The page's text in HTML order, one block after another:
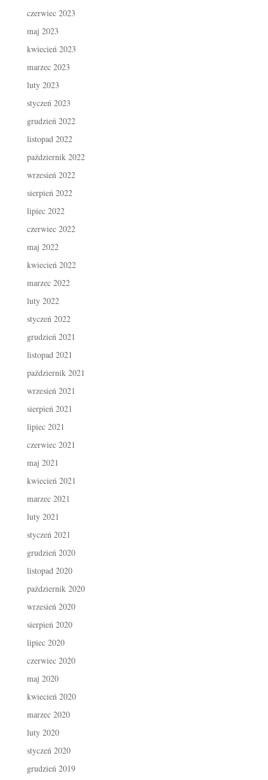
czerwiec 2023
maj 2023
kwiecień 2023
marzec 2023
luty 2023
styczeń 2023
grudzień 2022
listopad 2022
październik 2022
wrzesień 2022
sierpień 2022
lipiec 2022
czerwiec 2022
maj 2022
kwiecień 2022
marzec 2022
luty 2022
styczeń 2022
grudzień 2021
listopad 2021
październik 2021
wrzesień 2021
sierpień 2021
lipiec 2021
czerwiec 2021
maj 2021
kwiecień 2021
marzec 2021
luty 2021
styczeń 2021
grudzień 2020
listopad 2020
październik 2020
wrzesień 2020
sierpień 2020
lipiec 2020
czerwiec 2020
maj 2020
kwiecień 2020
marzec 2020
luty 2020
styczeń 2020
grudzień 2019